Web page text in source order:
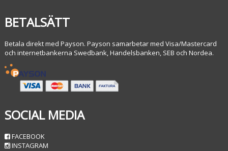
BETALSÄTT
Betala direkt med Payson. Payson samarbetar med Visa/Mastercard
och internetbankerna Swedbank, Handelsbanken, SEB och Nordea.
SOCIAL MEDIA
FACEBOOK
INSTAGRAM